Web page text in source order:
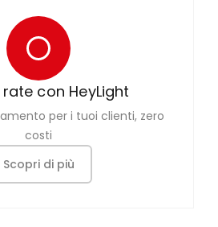
con HeyLight
per i tuoi clienti, zero
costi
Scopri di più